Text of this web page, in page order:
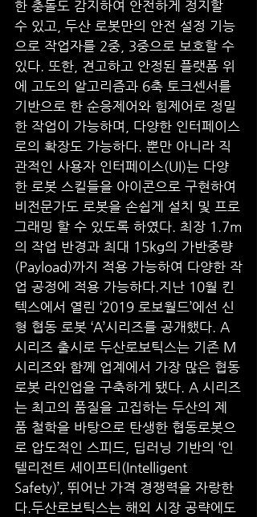
한 충돌도 감지하여 안전하게 정지할
수 있고, 두산 로봇만의 안전 설정 기능
으로 작업자를 2중, 3중으로 보호할 수
있다. 또한, 견고하고 안정된 플랫폼 위
에 고도의 알고리즘과 6축 토크센서를
기반으로 한 순응제어와 힘제어로 정밀
한 작업이 가능하며, 다양한 인터페이스
로의 확장도 가능하다. 뿐만 아니라 직
관적인 사용자 인터페이스(UI)는 다양
한 로봇 스킬들을 아이콘으로 구현하여
비전문가도 로봇을 손쉽게 설치 및 프로
그래밍 할 수 있도록 하였다. 최장 1.7m
의 작업 반경과 최대 15kg의 가반중량
(Payload)까지 적용 가능하여 다양한 작
업 공정에 적용 가능하다.지난 10월 킨
텍스에서 열린 ‘2019 로보월드’에선 신
형 협동 로봇 ‘A’시리즈를 공개했다. A
시리즈 출시로 두산로보틱스는 기존 M
시리즈와 함께 업계에서 가장 많은 협동
로봇 라인업을 구축하게 됐다. A 시리즈
는 최고의 품질을 고집하는 두산의 제
품 철학을 바탕으로 탄생한 협동로봇으
로 압도적인 스피드, 딥러닝 기반의 ‘인
텔리전트 세이프티(Intelligent
Safety)’, 뛰어난 가격 경쟁력을 자랑한
다.두산로보틱스는 해외 시장 공략에도